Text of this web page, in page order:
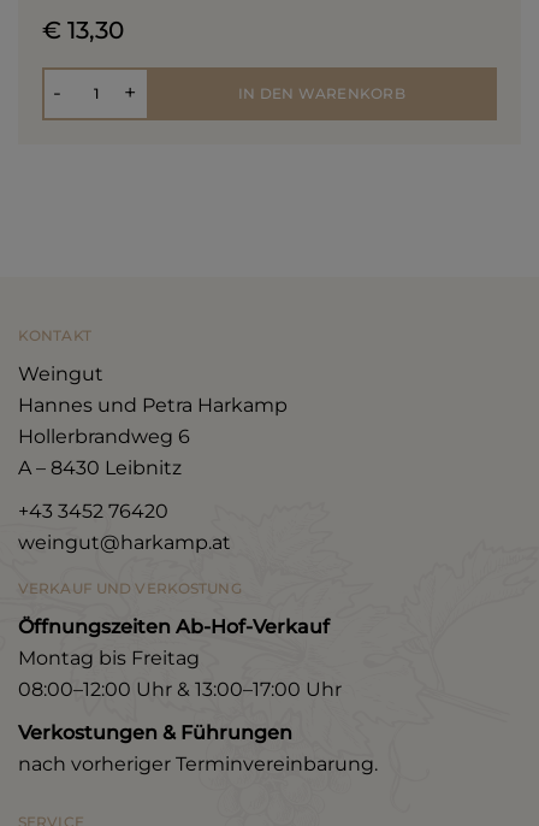
€ 13,30
-
Anzahl + IN DEN WARENKORB
KONTAKT
Weingut
Hannes und Petra Harkamp
Hollerbrandweg 6
A – 8430 Leibnitz
+43 3452 76420
weingut@harkamp.at
VERKAUF UND VERKOSTUNG
Öffnungszeiten Ab-Hof-Verkauf
Montag bis Freitag
08:00–12:00 Uhr & 13:00–17:00 Uhr
Verkostungen & Führungen
nach vorheriger Terminvereinbarung.
SERVICE